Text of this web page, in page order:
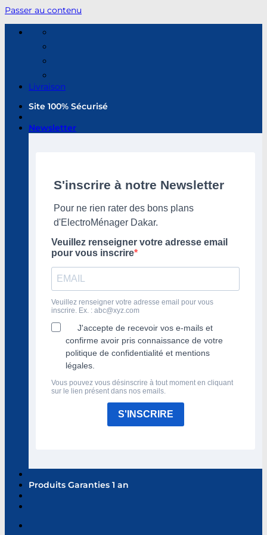
Passer au contenu
Livraison
Site 100% Sécurisé
Newsletter
S'inscrire à notre Newsletter
Pour ne rien rater des bons plans
d'ElectroMénager Dakar.
Veuillez renseigner votre adresse email
pour vous inscrire
Veuillez renseigner votre adresse email pour vous
inscrire. Ex. : abc@xyz.com
J'accepte de recevoir vos e-mails et
confirme avoir pris connaissance de votre
politique de confidentialité et mentions
légales.
Vous pouvez vous désinscrire à tout moment en cliquant
sur le lien présent dans nos emails.
S'INSCRIRE
Produits Garanties 1 an